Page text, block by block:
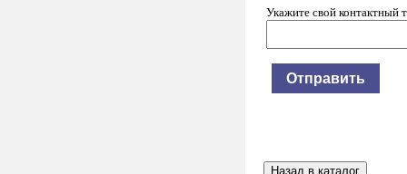
Укажите свой контактный